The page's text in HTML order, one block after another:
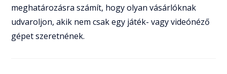
meghatározásra számít, hogy olyan vásárlóknak
udvaroljon, akik nem csak egy játék- vagy videónéző
gépet szeretnének.